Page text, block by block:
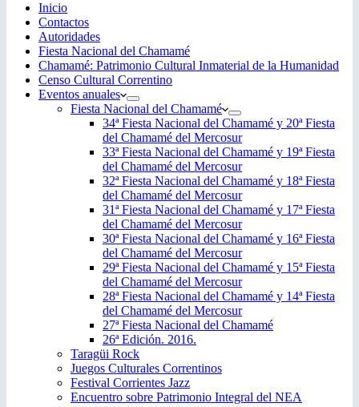
Inicio
Contactos
Autoridades
Fiesta Nacional del Chamamé
Chamamé: Patrimonio Cultural Inmaterial de la Humanidad
Censo Cultural Correntino
Eventos anuales
Fiesta Nacional del Chamamé
34ª Fiesta Nacional del Chamamé y 20ª Fiesta
del Chamamé del Mercosur
33ª Fiesta Nacional del Chamamé y 19ª Fiesta
del Chamamé del Mercosur
32ª Fiesta Nacional del Chamamé y 18ª Fiesta
del Chamamé del Mercosur
31ª Fiesta Nacional del Chamamé y 17ª Fiesta
del Chamamé del Mercosur
30ª Fiesta Nacional del Chamamé y 16ª Fiesta
del Chamamé del Mercosur
29ª Fiesta Nacional del Chamamé y 15ª Fiesta
del Chamamé del Mercosur
28ª Fiesta Nacional del Chamamé y 14ª Fiesta
del Chamamé del Mercosur
27ª Fiesta Nacional del Chamamé
26ª Edición. 2016.
Taragüi Rock
Juegos Culturales Correntinos
Festival Corrientes Jazz
Encuentro sobre Patrimonio Integral del NEA